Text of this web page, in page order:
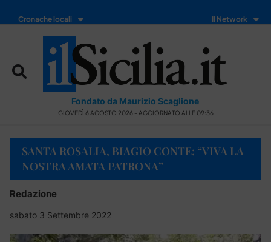
Cronache locali Il Network
Fondato da Maurizio Scaglione
GIOVEDÌ 6 AGOSTO 2026 - AGGIORNATO ALLE 09:36
SANTA ROSALIA, BIAGIO CONTE: “VIVA LA
NOSTRA AMATA PATRONA”
Redazione
sabato 3 Settembre 2022